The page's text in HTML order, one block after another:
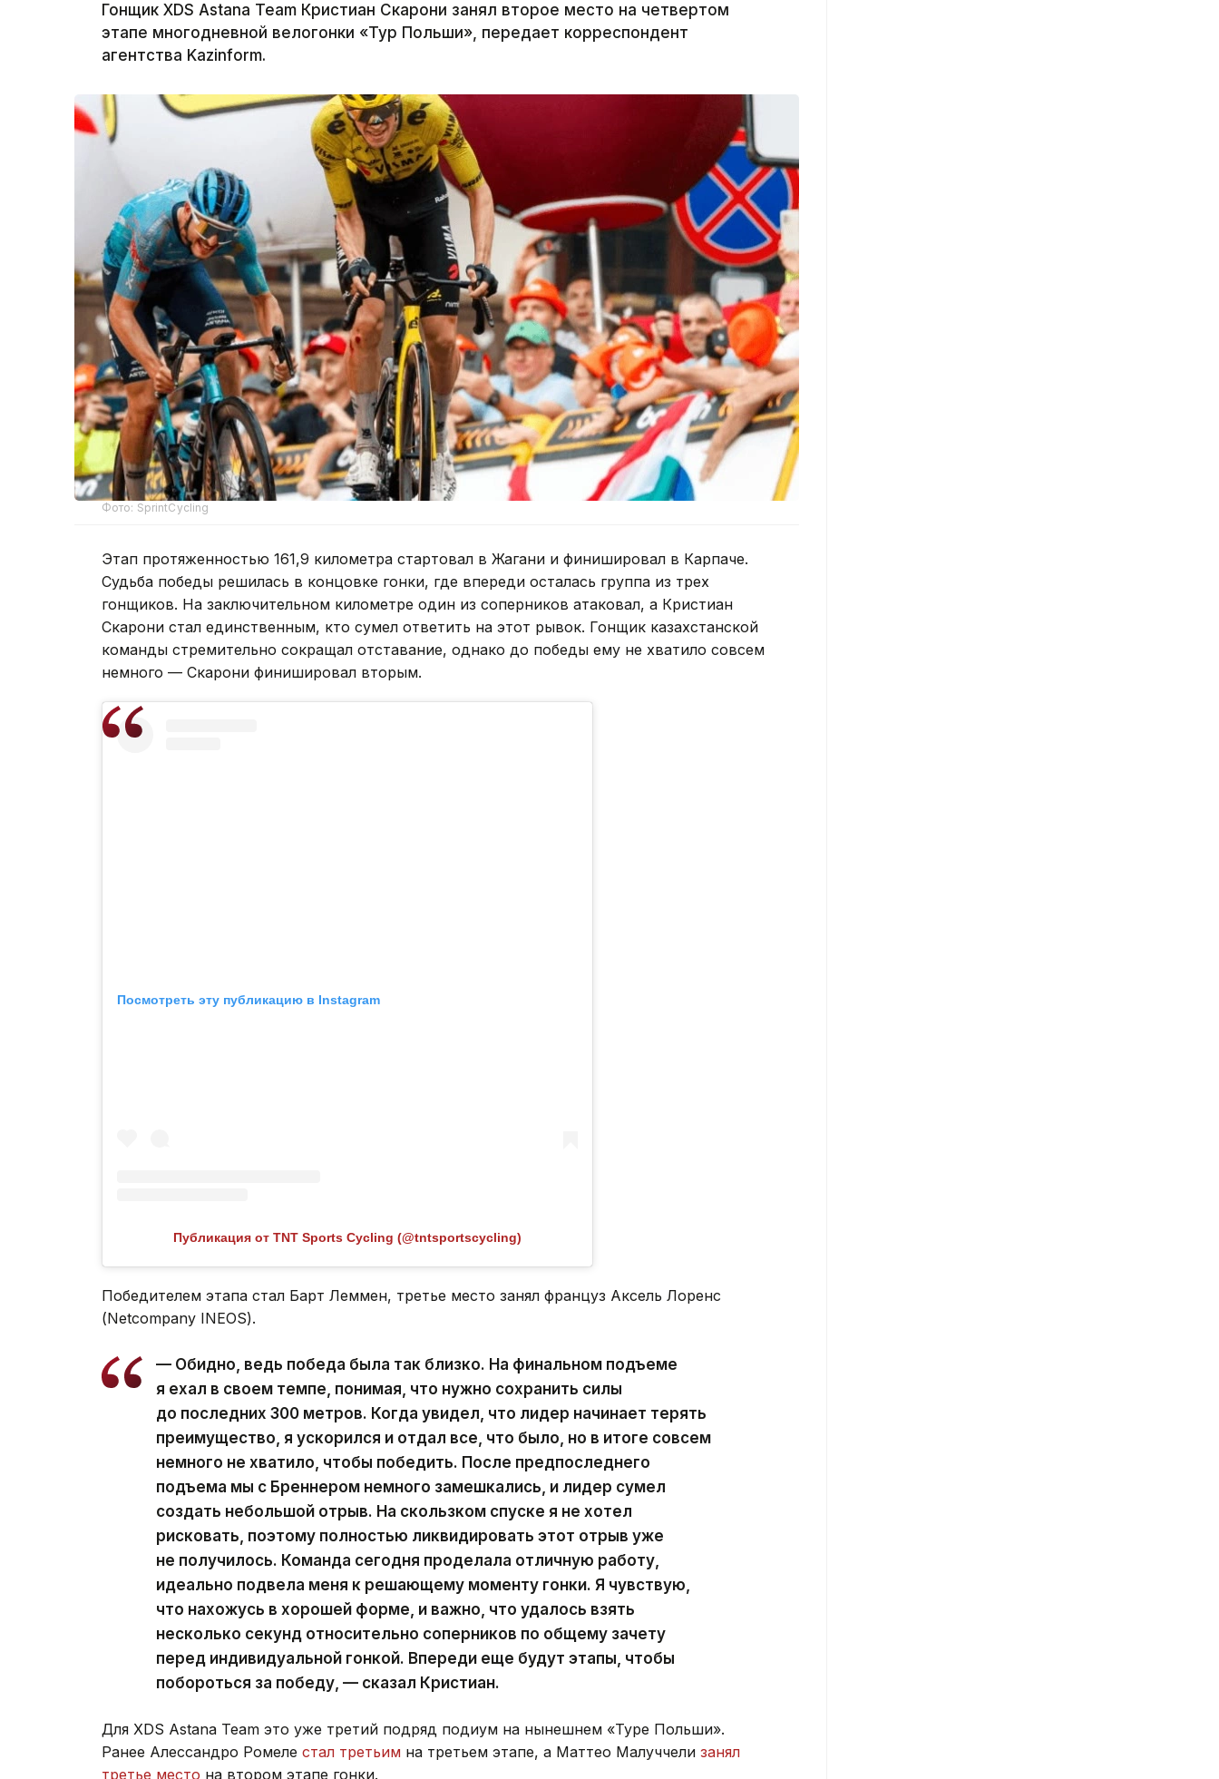
Гонщик XDS Astana Team Кристиан Скарони занял второе место на четвертом
этапе многодневной велогонки «Тур Польши», передает корреспондент
агентства Kazinform.
Фото: SprintCycling
Этап протяженностью 161,9 километра стартовал в Жагани и финишировал в Карпаче.
Судьба победы решилась в концовке гонки, где впереди осталась группа из трех
гонщиков. На заключительном километре один из соперников атаковал, а Кристиан
Скарони стал единственным, кто сумел ответить на этот рывок. Гонщик казахстанской
команды стремительно сокращал отставание, однако до победы ему не хватило совсем
немного — Скарони финишировал вторым.
Посмотреть эту публикацию в Instagram
Публикация от TNT Sports Cycling (@tntsportscycling)
Победителем этапа стал Барт Леммен, третье место занял француз Аксель Лоренс
(Netcompany INEOS).
— Обидно, ведь победа была так близко. На финальном подъеме
я ехал в своем темпе, понимая, что нужно сохранить силы
до последних 300 метров. Когда увидел, что лидер начинает терять
преимущество, я ускорился и отдал все, что было, но в итоге совсем
немного не хватило, чтобы победить. После предпоследнего
подъема мы с Бреннером немного замешкались, и лидер сумел
создать небольшой отрыв. На скользком спуске я не хотел
рисковать, поэтому полностью ликвидировать этот отрыв уже
не получилось. Команда сегодня проделала отличную работу,
идеально подвела меня к решающему моменту гонки. Я чувствую,
что нахожусь в хорошей форме, и важно, что удалось взять
несколько секунд относительно соперников по общему зачету
перед индивидуальной гонкой. Впереди еще будут этапы, чтобы
побороться за победу, — сказал Кристиан.
Для XDS Astana Team это уже третий подряд подиум на нынешнем «Туре Польши».
Ранее Алессандро Ромеле стал третьим на третьем этапе, а Маттео Малуччели занял
третье место на втором этапе гонки.